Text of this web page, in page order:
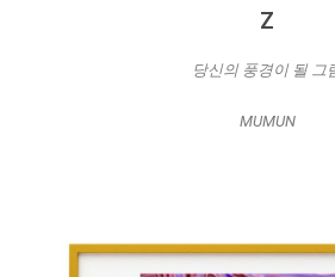
Z
당신의 풍경이 될 그
MUMUN